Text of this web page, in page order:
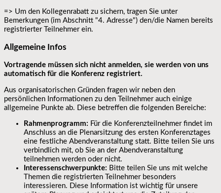
=> Um den Kollegenrabatt zu sichern, tragen Sie unter
Bemerkungen (im Abschnitt "4. Adresse") den/die Namen bereits
registrierter Teilnehmer ein.
Allgemeine Infos
Vortragende müssen sich nicht anmelden, sie werden von uns
automatisch für die Konferenz registriert.
Aus organisatorischen Gründen fragen wir neben den
persönlichen Informationen zu den Teilnehmer auch einige
allgemeine Punkte ab. Diese betreffen die folgenden Bereiche:
Rahmenprogramm: Für die Konferenzteilnehmer findet im
Anschluss an die Plenarsitzung des ersten Konferenztages
eine festliche Abendveranstaltung statt. Bitte teilen Sie uns
verbindlich mit, ob Sie an der Abendveranstaltung
teilnehmen werden oder nicht.
Interessenschwerpunkte: Bitte teilen Sie uns mit welche
Themen die registrierten Teilnehmer besonders
interessieren. Diese Information ist wichtig für unsere